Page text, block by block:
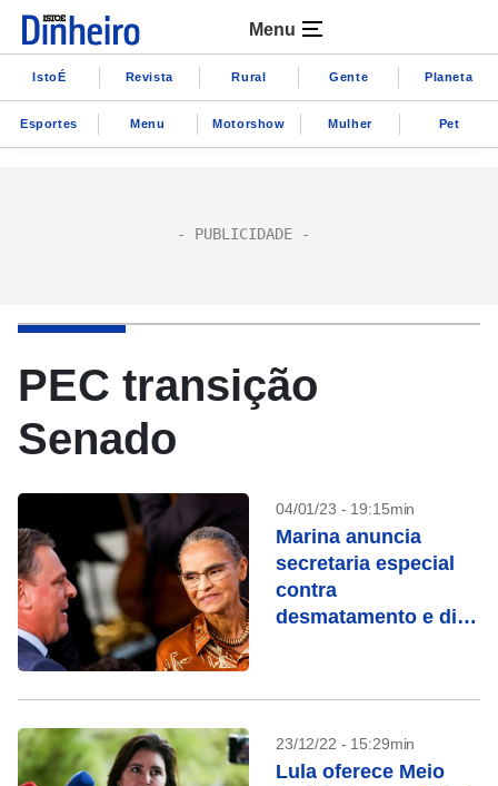
Menu
IstoÉ Revista Rural Gente Planeta
Esportes Menu Motorshow Mulher Pet
PEC transição
Senado
04/01/23 - 19:15min
Marina anuncia
secretaria especial
contra
desmatamento e diz
Brasil
23/12/22 - 15:29min
Lula oferece Meio